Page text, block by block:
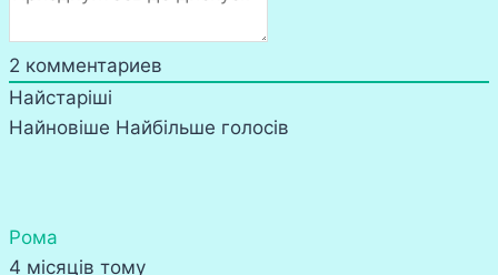
2 комментариев
Найстаріші
Найновіше Найбільше голосів
Рома
4 місяців тому